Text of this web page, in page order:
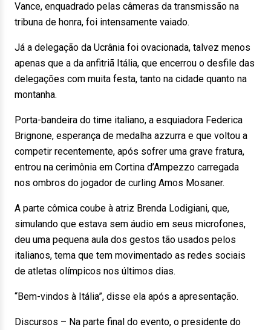
Vance, enquadrado pelas câmeras da transmissão na
tribuna de honra, foi intensamente vaiado.
Já a delegação da Ucrânia foi ovacionada, talvez menos
apenas que a da anfitriã Itália, que encerrou o desfile das
delegações com muita festa, tanto na cidade quanto na
montanha.
Porta-bandeira do time italiano, a esquiadora Federica
Brignone, esperança de medalha azzurra e que voltou a
competir recentemente, após sofrer uma grave fratura,
entrou na cerimônia em Cortina d’Ampezzo carregada
nos ombros do jogador de curling Amos Mosaner.
A parte cômica coube à atriz Brenda Lodigiani, que,
simulando que estava sem áudio em seus microfones,
deu uma pequena aula dos gestos tão usados pelos
italianos, tema que tem movimentado as redes sociais
de atletas olímpicos nos últimos dias.
“Bem-vindos à Itália”, disse ela após a apresentação.
Discursos – Na parte final do evento, o presidente do